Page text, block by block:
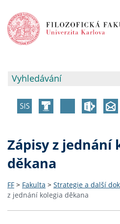
Zápisy z jednání
děkana
FF > Fakulta > Strategie a další
z jednání kolegia děkana